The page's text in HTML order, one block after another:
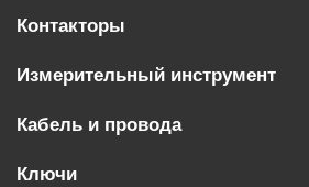
Контакторы
Измерительный инструмент
Кабель и провода
Ключи